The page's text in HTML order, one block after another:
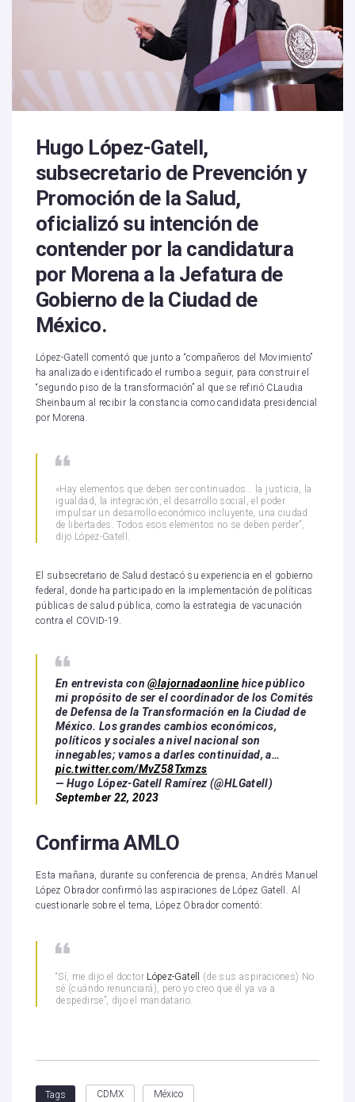
Hugo López-Gatell,
subsecretario de Prevención y
Promoción de la Salud,
oficializó su intención de
contender por la candidatura
por Morena a la Jefatura de
Gobierno de la Ciudad de
México.
López-Gatell comentó que junto a “compañeros del Movimiento”
ha analizado e identificado el rumbo a seguir, para construir el
“segundo piso de la transformación” al que se refirió CLaudia
Sheinbaum al recibir la constancia como candidata presidencial
por Morena.
«Hay elementos que deben ser continuados… la justicia, la
igualdad, la integración, el desarrollo social, el poder
impulsar un desarrollo económico incluyente, una ciudad
de libertades. Todos esos elementos no se deben perder”,
dijo López-Gatell.
El subsecretario de Salud destacó su experiencia en el gobierno
federal, donde ha participado en la implementación de políticas
públicas de salud pública, como la estrategia de vacunación
contra el COVID-19.
En entrevista con@lajornadaonline hice público
mi propósito de ser el coordinador de los Comités
de Defensa de la Transformación en la Ciudad de
México. Los grandes cambios económicos,
políticos y sociales a nivel nacional son
innegables; vamos a darles continuidad, a…
pic.twitter.com/MvZ58Txmzs
— Hugo López-Gatell Ramírez (@HLGatell)
September 22, 2023
Confirma AMLO
Esta mañana, durante su conferencia de prensa, Andrés Manuel
López Obrador confirmó las aspiraciones de López Gatell. Al
cuestionarle sobre el tema, López Obrador comentó:
“Sí, me dijo el doctor López-Gatell
(de sus aspiraciones) No
sé (cuándo renunciará), pero yo creo que él ya va a
despedirse”, dijo el mandatario.
Tags CDMX México